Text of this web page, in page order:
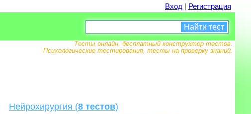
Вход | Регистрация
Тесты онлайн, бесплатный конструктор тестов.
Психологические тестирования, тесты на проверку знаний.
Найти тест
Нейрохирургия (8 тестов)